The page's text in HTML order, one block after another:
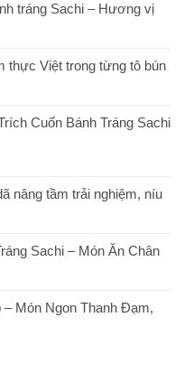
tráng Sachi – Hương vị
thực Việt trong từng tô bún
Cuốn Bánh Tráng Sachi
nâng tầm trải nghiệm, níu
Sachi – Món Ăn Chân
Món Ngon Thanh Đạm,